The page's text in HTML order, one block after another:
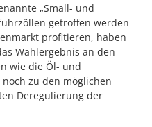
„Small- und
getroffen werden
profitieren, haben
Wahlergebnis an den
wie die Öl- und
zu den möglichen
Deregulierung der